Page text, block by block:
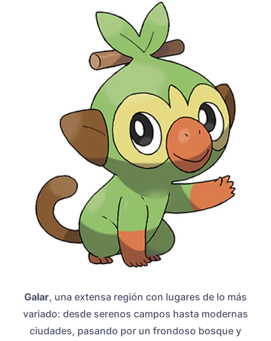
Galar, una extensa región con lugares de lo más
variado: desde serenos campos hasta modernas
ciudades, pasando por un frondoso bosque y